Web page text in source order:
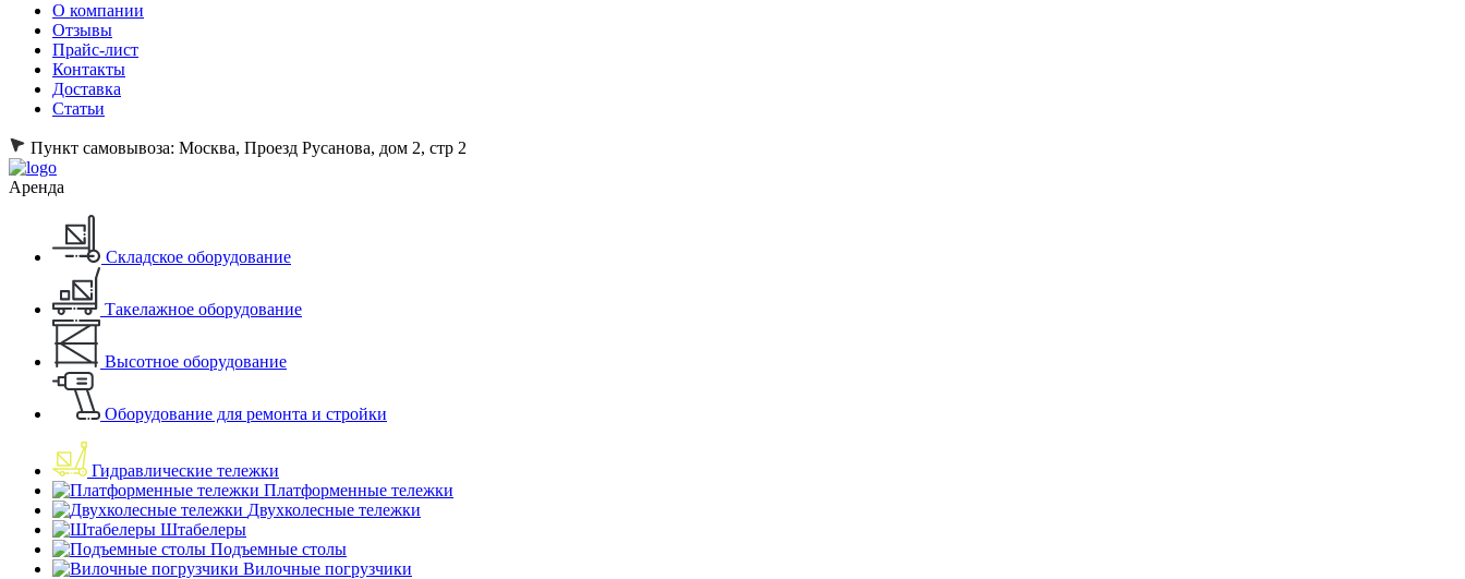
О компании
Отзывы
Прайс-лист
Контакты
Доставка
Статьи
Пункт самовывоза: Москва, Проезд Русанова, дом 2, стр 2
Аренда
Складское оборудование
Такелажное оборудование
Высотное оборудование
Оборудование для ремонта и стройки
Гидравлические тележки
Платформенные тележки
Двухколесные тележки
Штабелеры
Подъемные столы
Вилочные погрузчики